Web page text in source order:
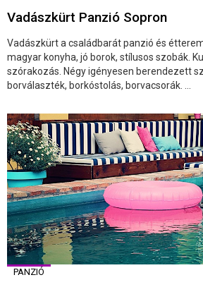
Vadászkürt Panzió Sopron
Vadászkürt a családbarát panzió és
magyar konyha, jó borok, stílusos szobák.
szórakozás. Négy igényesen berendezett
borválaszték, borkóstolás, borvacsorák. ...
PANZIÓ